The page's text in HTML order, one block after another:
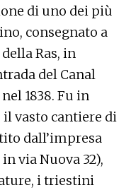
di uno dei più
consegnato a
Ras, in
del Canal
1838. Fu in
il vasto cantiere di
dall’impresa
via Nuova 32),
i triestini